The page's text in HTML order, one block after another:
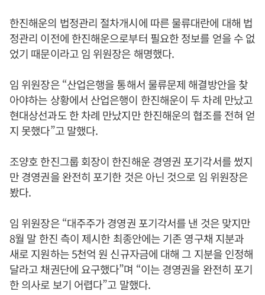
한진해운의 법정관리 절차개시에 따른 물류대란에 대해 법
정관리 이전에 한진해운으로부터 필요한 정보를 얻을 수 없
었기 때문이라고 임 위원장은 해명했다.
임 위원장은 “산업은행을 통해서 물류문제 해결방안을 찾
아야하는 상황에서 산업은행이 한진해운이 두 차례 만났고
현대상선과도 한 차례 만났지만 한진해운의 협조를 전혀 얻
지 못했다”고 말했다.
조양호 한진그룹 회장이 한진해운 경영권 포기각서를 썼지
만 경영권을 완전히 포기한 것은 아닌 것으로 임 위원장은
봤다.
임 위원장은 “대주주가 경영권 포기각서를 낸 것은 맞지만
8월 말 한진 측이 제시한 최종안에는 기존 영구채 지분과
새로 지원하는 5천억 원 신규자금에 대해 그 지분을 인정해
달라고 채권단에 요구했다”며 “이는 경영권을 완전히 포기
한 의사로 보기 어렵다”고 말했다.